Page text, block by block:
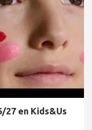
27 en Kids&Us